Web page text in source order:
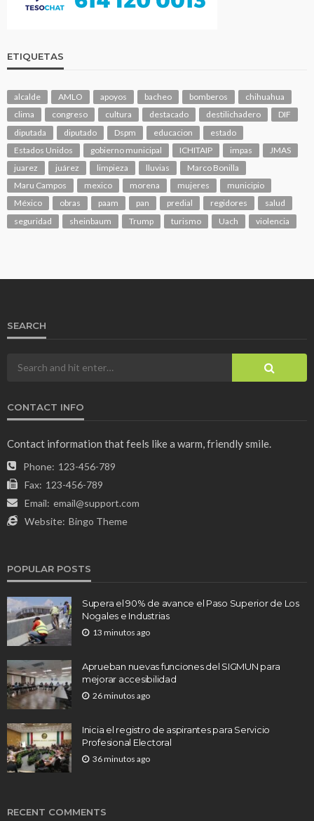
ETIQUETAS
alcalde AMLO apoyos bacheo bomberos
chihuahua
clima
congreso cultura destacado destilichadero
DIF
diputada
diputado Dspm educacion
estado
Estados Unidos
gobierno municipal ICHITAIP impas
JMAS
juarez
juárez limpieza lluvias
Marco Bonilla
Maru Campos
mexico morena mujeres
municipio
México
obras paam pan predial regidores
salud
seguridad
sheinbaum Trump turismo Uach violencia
SEARCH
CONTACT INFO
Contact information that feels like a warm, friendly smile.
Phone: 123-456-789
Fax: 123-456-789
Email: email@support.com
Website: Bingo Theme
POPULAR POSTS
Supera el 90% de avance el Paso Superior de Los
Nogales e Industrias
13 minutos ago
Aprueban nuevas funciones del SIGMUN para
mejorar accesibilidad
26 minutos ago
Inicia el registro de aspirantes para Servicio
Profesional Electoral
36 minutos ago
RECENT COMMENTS